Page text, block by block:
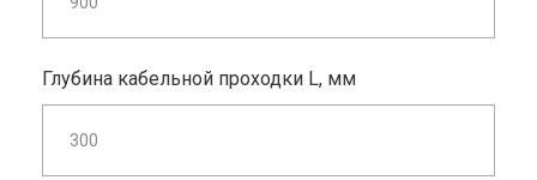
Глубина кабельной проходки L, мм